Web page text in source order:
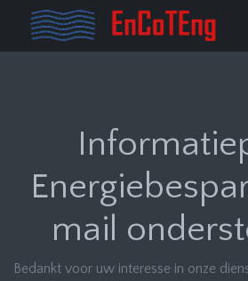
mail
Bedankt voor uw interesse in onze